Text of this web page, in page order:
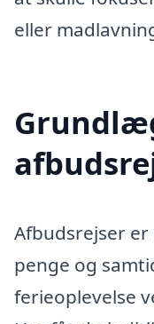
eller
Afbudsrejser
penge og
ferieoplevelse